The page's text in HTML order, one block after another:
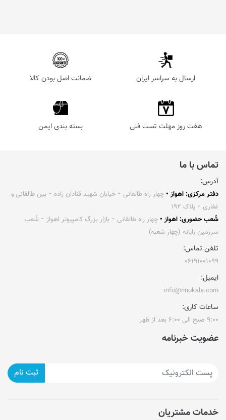
ارسال به سراسر ایران ضمانت اصل بودن کالا
هفت روز مهلت تست فنی بسته بندی ایمن
تماس با ما
آدرس:
دفتر مرکزی: اهواز • چهار راه طالقانی ⁃ خیابان شهید قنادان زاده ⁃ بین طالقانی و
غفاری ⁃ پلاک ۱۹۲
شُعب حضوری: اهواز • چهار راه طالقانی ⁃ بازار بزرگ کامپیوتر اهواز ⁃ شُعب
سرزمین رایانه (چهار شعبه)
تلفن تماس:
۰۶۱۹۱۰۰۱۰۹۹
ایمیل:
info@rinokala.com
ساعات کاری:
۹:۰۰ صبح الی ۶:۰۰ بعد از ظهر
عضویت خبرنامه
ثبت نام
خدمات مشتریان